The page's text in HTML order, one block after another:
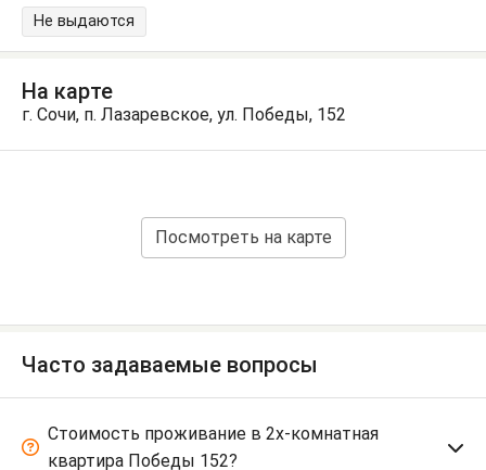
Не выдаются
На карте
г. Сочи, п. Лазаревское, ул. Победы, 152
Посмотреть на карте
Часто задаваемые вопросы
Стоимость проживание в 2х-комнатная
квартира Победы 152?